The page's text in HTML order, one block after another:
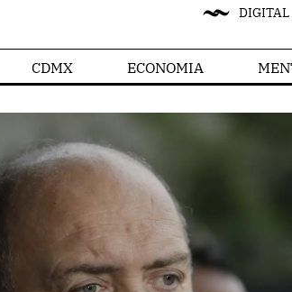
DIGITAL
CDMX ECONOMIA